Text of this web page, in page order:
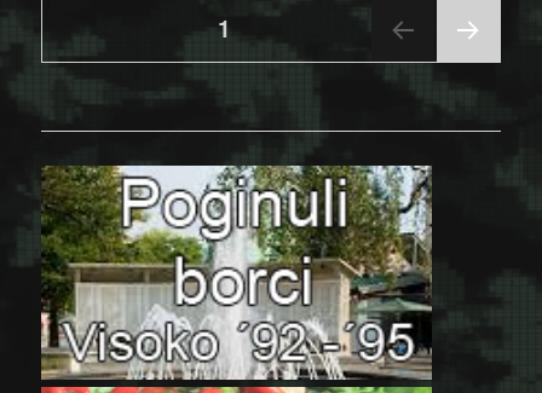
Posts
pagination
PAGE1
NEX
T
PAGE